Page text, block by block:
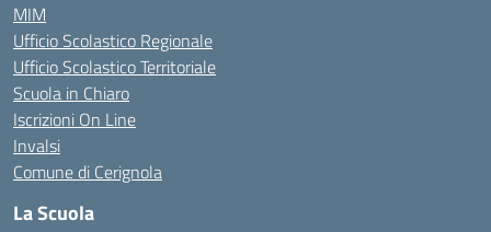
MIM
Ufficio Scolastico Regionale
Ufficio Scolastico Territoriale
Scuola in Chiaro
Iscrizioni On Line
Invalsi
Comune di Cerignola
La Scuola